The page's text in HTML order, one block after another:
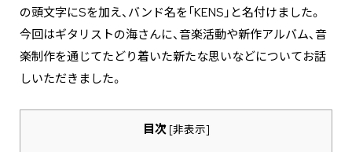
の頭文字にSを加え、バンド名を「KENS」と名付けました。
今回はギタリストの海さんに、音楽活動や新作アルバム、音
楽制作を通じてたどり着いた新たな思いなどについてお話
しいただきました。
目次 [非表示]